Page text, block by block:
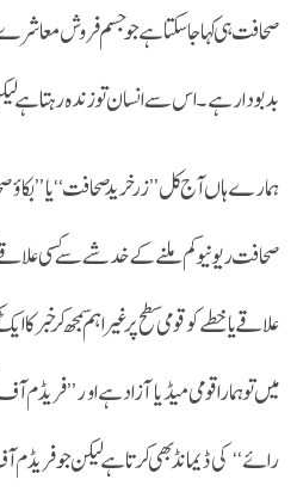
صحافت ہی کہا جا سکتا ہے جو جسم فروش
بدبودار ہے۔ اس سے انسان تو زندہ رہتا ہے
ہمارے ہاں آج کل ’’زر خرید صحافت‘‘ یا
صحافت ریونیو کم ملنے کے خدشے سےکسی علاقے
علاقے یا خطے کو قومی سطح پر غیر اہم سمجھ کرخبر کا
میں تو ہمارا قومی میڈیا آزاد ہے اور ’’فریڈم
رائے‘‘ کی ڈیمانڈ بھی کرتا ہے لیکن جو